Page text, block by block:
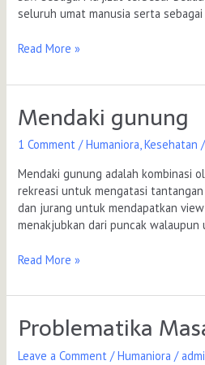
seluruh umat manusia serta sebagai
Read More »
Mendaki gunung
1 Comment /Humaniora,Kesehatan
Mendaki gunung adalah kombinasi
rekreasi untuk mengatasi
dan jurang untuk mendapatkan
menakjubkan dari puncak
Mendaki
gunung
Read More »
Problematika
Leave a Comment /Humaniora /
Problematika
Masa
Remaja